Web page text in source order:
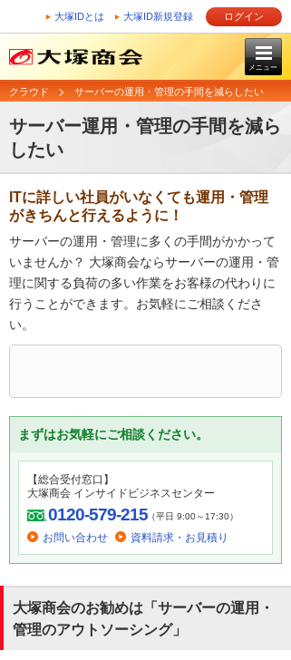
大塚IDとは 大塚ID新規登録 ログイン
メニュー
クラウド サーバーの運用・管理の手間を減らしたい
サーバー運用・管理の手間を減ら
したい
ITに詳しい社員がいなくても運用・管理
がきちんと行えるように！
サーバーの運用・管理に多くの手間がかかって
いませんか？ 大塚商会ならサーバーの運用・管
理に関する負荷の多い作業をお客様の代わりに
行うことができます。お気軽にご相談くださ
い。
まずはお気軽にご相談ください。
【総合受付窓口】
大塚商会 インサイドビジネスセンター
0120-579-215（平日 9:00～17:30）
お問い合わせ 資料請求・お見積り
大塚商会のお勧めは「サーバーの運用・
管理のアウトソーシング」